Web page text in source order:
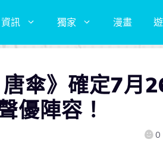
資訊 獨家 漫畫
唐傘》確定7月
優陣容！
0